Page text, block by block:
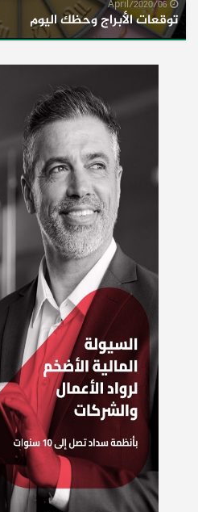
توقعات الأبراج وحظك اليوم